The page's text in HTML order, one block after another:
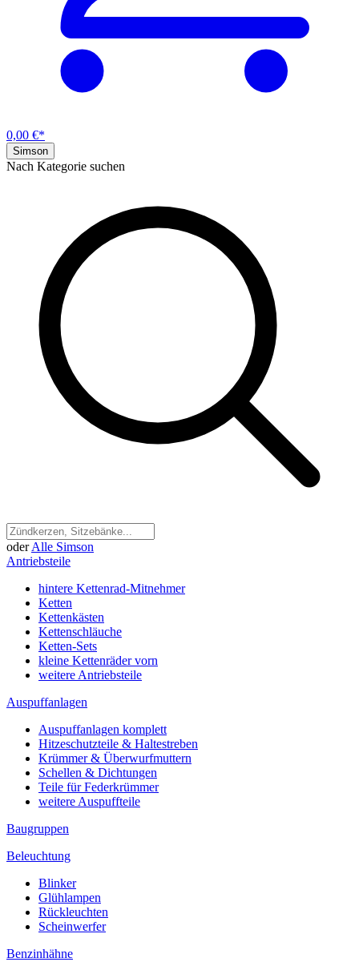
0,00 €*
Simson
Nach Kategorie suchen
oder Alle Simson
Antriebsteile
hintere Kettenrad-Mitnehmer
Ketten
Kettenkästen
Kettenschläuche
Ketten-Sets
kleine Kettenräder vorn
weitere Antriebsteile
Auspuffanlagen
Auspuffanlagen komplett
Hitzeschutzteile & Haltestreben
Krümmer & Überwurfmuttern
Schellen & Dichtungen
Teile für Federkrümmer
weitere Auspuffteile
Baugruppen
Beleuchtung
Blinker
Glühlampen
Rückleuchten
Scheinwerfer
Benzinhähne